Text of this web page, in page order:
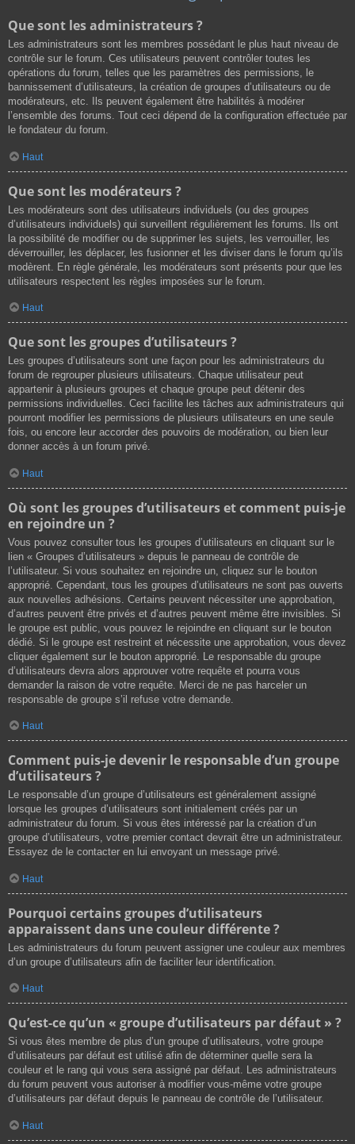
Que sont les administrateurs ?
Les administrateurs sont les membres possédant le plus haut niveau de
contrôle sur le forum. Ces utilisateurs peuvent contrôler toutes les
opérations du forum, telles que les paramètres des permissions, le
bannissement d’utilisateurs, la création de groupes d’utilisateurs ou de
modérateurs, etc. Ils peuvent également être habilités à modérer
l’ensemble des forums. Tout ceci dépend de la configuration effectuée par
le fondateur du forum.
Haut
Que sont les modérateurs ?
Les modérateurs sont des utilisateurs individuels (ou des groupes
d’utilisateurs individuels) qui surveillent régulièrement les forums. Ils ont
la possibilité de modifier ou de supprimer les sujets, les verrouiller, les
déverrouiller, les déplacer, les fusionner et les diviser dans le forum qu’ils
modèrent. En règle générale, les modérateurs sont présents pour que les
utilisateurs respectent les règles imposées sur le forum.
Haut
Que sont les groupes d’utilisateurs ?
Les groupes d’utilisateurs sont une façon pour les administrateurs du
forum de regrouper plusieurs utilisateurs. Chaque utilisateur peut
appartenir à plusieurs groupes et chaque groupe peut détenir des
permissions individuelles. Ceci facilite les tâches aux administrateurs qui
pourront modifier les permissions de plusieurs utilisateurs en une seule
fois, ou encore leur accorder des pouvoirs de modération, ou bien leur
donner accès à un forum privé.
Haut
Où sont les groupes d’utilisateurs et comment puis-je
en rejoindre un ?
Vous pouvez consulter tous les groupes d’utilisateurs en cliquant sur le
lien « Groupes d’utilisateurs » depuis le panneau de contrôle de
l’utilisateur. Si vous souhaitez en rejoindre un, cliquez sur le bouton
approprié. Cependant, tous les groupes d’utilisateurs ne sont pas ouverts
aux nouvelles adhésions. Certains peuvent nécessiter une approbation,
d’autres peuvent être privés et d’autres peuvent même être invisibles. Si
le groupe est public, vous pouvez le rejoindre en cliquant sur le bouton
dédié. Si le groupe est restreint et nécessite une approbation, vous devez
cliquer également sur le bouton approprié. Le responsable du groupe
d’utilisateurs devra alors approuver votre requête et pourra vous
demander la raison de votre requête. Merci de ne pas harceler un
responsable de groupe s’il refuse votre demande.
Haut
Comment puis-je devenir le responsable d’un groupe
d’utilisateurs ?
Le responsable d’un groupe d’utilisateurs est généralement assigné
lorsque les groupes d’utilisateurs sont initialement créés par un
administrateur du forum. Si vous êtes intéressé par la création d’un
groupe d’utilisateurs, votre premier contact devrait être un administrateur.
Essayez de le contacter en lui envoyant un message privé.
Haut
Pourquoi certains groupes d’utilisateurs
apparaissent dans une couleur différente ?
Les administrateurs du forum peuvent assigner une couleur aux membres
d’un groupe d’utilisateurs afin de faciliter leur identification.
Haut
Qu’est-ce qu’un « groupe d’utilisateurs par défaut » ?
Si vous êtes membre de plus d’un groupe d’utilisateurs, votre groupe
d’utilisateurs par défaut est utilisé afin de déterminer quelle sera la
couleur et le rang qui vous sera assigné par défaut. Les administrateurs
du forum peuvent vous autoriser à modifier vous-même votre groupe
d’utilisateurs par défaut depuis le panneau de contrôle de l’utilisateur.
Haut